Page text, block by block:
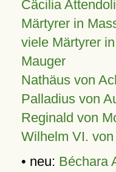
Cäcilia
Märtyrer in
viele Märtyrer
Mauger
Nathäus von
Palladius von
Reginald von
Wilhelm VI.
• neu: Béchara